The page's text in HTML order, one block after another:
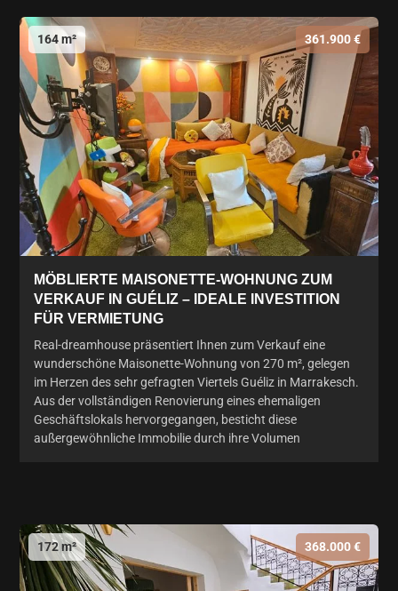
164 m² 361.900 €
MÖBLIERTE MAISONETTE-WOHNUNG ZUM
VERKAUF IN GUÉLIZ – IDEALE INVESTITION
FÜR VERMIETUNG
Real-dreamhouse präsentiert Ihnen zum Verkauf eine
wunderschöne Maisonette-Wohnung von 270 m², gelegen
im Herzen des sehr gefragten Viertels Guéliz in Marrakesch.
Aus der vollständigen Renovierung eines ehemaligen
Geschäftslokals hervorgegangen, besticht diese
außergewöhnliche Immobilie durch ihre Volumen
172 m² 368.000 €